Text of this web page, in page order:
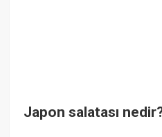
Japon salatası